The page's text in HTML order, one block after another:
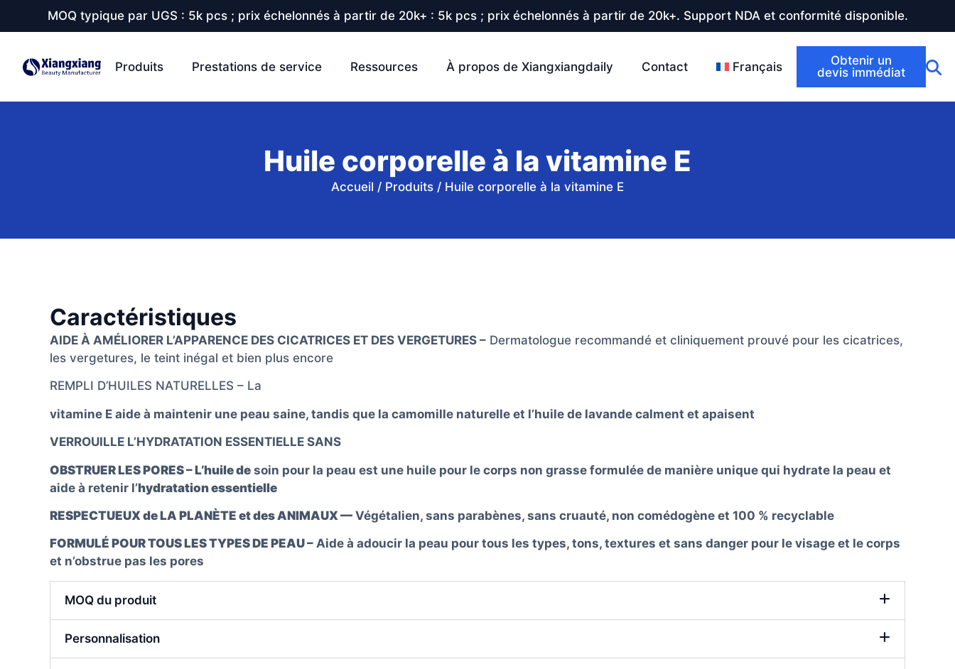
MOQ typique par UGS : 5k pcs ; prix échelonnés à partir de 20k+ : 5k pcs ; prix échelonnés à partir de 20k+. Support NDA et conformité disponible.
Produits Prestations de service Ressources À propos de Xiangxiangdaily Contact Français
Obtenir un
devis immédiat
Huile corporelle à la vitamine E
Accueil / Produits / Huile corporelle à la vitamine E
Caractéristiques
AIDE À AMÉLIORER L’APPARENCE DES CICATRICES ET DES VERGETURES – Dermatologue recommandé et cliniquement prouvé pour les cicatrices,
les vergetures, le teint inégal et bien plus encore
REMPLI D’HUILES NATURELLES – La
vitamine E aide à maintenir une peau saine, tandis que la camomille naturelle et l’huile de lavande calment et apaisent
VERROUILLE L’HYDRATATION ESSENTIELLE SANS
OBSTRUER LES PORES – L’huile de soin pour la peau est une huile pour le corps non grasse formulée de manière unique qui hydrate la peau et
aide à retenir l’hydratation essentielle
RESPECTUEUX de LA PLANÈTE et des ANIMAUX — Végétalien, sans parabènes, sans cruauté, non comédogène et 100 % recyclable
FORMULÉ POUR TOUS LES TYPES DE PEAU – Aide à adoucir la peau pour tous les types, tons, textures et sans danger pour le visage et le corps
et n’obstrue pas les pores
MOQ du produit
Personnalisation